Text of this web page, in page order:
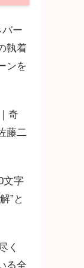
ー
執着
ンを
奇
藤二
文字
”と
く
る全